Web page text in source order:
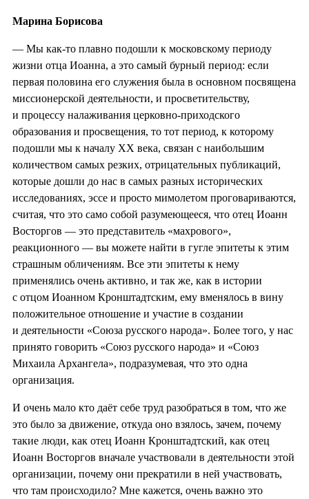
Марина Борисова
— Мы как-то плавно подошли к московскому периоду
жизни отца Иоанна, а это самый бурный период: если
первая половина его служения была в основном посвящена
миссионерской деятельности, и просветительству,
и процессу налаживания церковно-приходского
образования и просвещения, то тот период, к которому
подошли мы к началу ХХ века, связан с наибольшим
количеством самых резких, отрицательных публикаций,
которые дошли до нас в самых разных исторических
исследованиях, эссе и просто мимолетом проговариваются,
считая, что это само собой разумеющееся, что отец Иоанн
Восторгов — это представитель «махрового»,
реакционного — вы можете найти в гугле эпитеты к этим
страшным обличениям. Все эти эпитеты к нему
применялись очень активно, и так же, как в истории
с отцом Иоанном Кронштадтским, ему вменялось в вину
положительное отношение и участие в создании
и деятельности «Союза русского народа». Более того, у нас
принято говорить «Союз русского народа» и «Союз
Михаила Архангела», подразумевая, что это одна
организация.
И очень мало кто даёт себе труд разобраться в том, что же
это было за движение, откуда оно взялось, зачем, почему
такие люди, как отец Иоанн Кронштадтский, как отец
Иоанн Восторгов вначале участвовали в деятельности этой
организации, почему они прекратили в ней участвовать,
что там происходило? Мне кажется, очень важно это